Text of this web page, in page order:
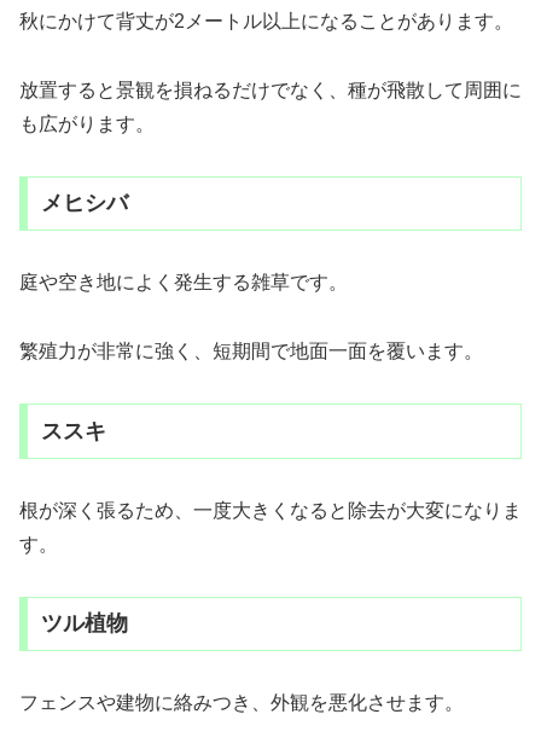
秋にかけて背丈が2メートル以上になることがあります。
放置すると景観を損ねるだけでなく、種が飛散して周囲に
も広がります。
メヒシバ
庭や空き地によく発生する雑草です。
繁殖力が非常に強く、短期間で地面一面を覆います。
ススキ
根が深く張るため、一度大きくなると除去が大変になりま
す。
ツル植物
フェンスや建物に絡みつき、外観を悪化させます。